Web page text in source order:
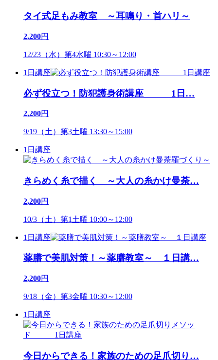
タイ式足もみ教室 ～耳鳴り・首ハリ～
2,200円
12/23（水）第4水曜 10:30～12:00
1日講座
必ず役立つ！防犯護身術講座 1日 …
2,200円
9/19（土）第3土曜 13:30～15:00
1日講座
きらめく糸で描く ～大人の糸かけ曼荼…
2,200円
10/3（土）第1土曜 10:00～12:00
1日講座
薬膳で美肌対策！～薬膳教室～ １日講…
2,200円
9/18（金）第3金曜 10:30～12:00
1日講座
今日からできる！家族のための足爪切り …